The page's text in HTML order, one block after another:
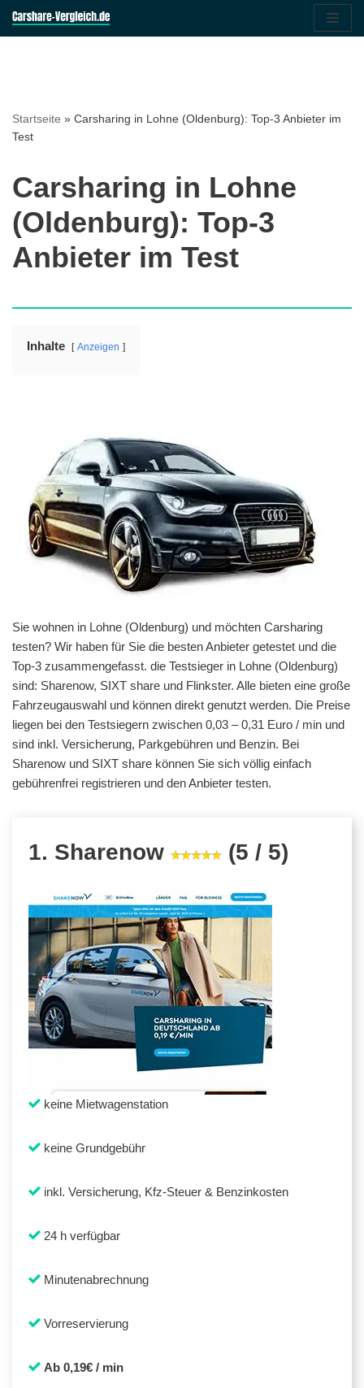
Startseite » Carsharing in Lohne (Oldenburg): Top-3 Anbieter im
Test
Carsharing in Lohne
(Oldenburg): Top-3
Anbieter im Test
Inhalte Anzeigen
Sie wohnen in Lohne (Oldenburg) und möchten Carsharing
testen? Wir haben für Sie die besten Anbieter getestet und die
Top-3 zusammengefasst. die Testsieger in Lohne (Oldenburg)
sind: Sharenow, SIXT share und Flinkster. Alle bieten eine große
Fahrzeugauswahl und können direkt genutzt werden. Die Preise
liegen bei den Testsiegern zwischen 0,03 – 0,31 Euro / min und
sind inkl. Versicherung, Parkgebühren und Benzin. Bei
Sharenow und SIXT share können Sie sich völlig einfach
gebührenfrei registrieren und den Anbieter testen.
1. Sharenow (5 / 5)
keine Mietwagenstation
keine Grundgebühr
inkl. Versicherung, Kfz-Steuer & Benzinkosten
24 h verfügbar
Minutenabrechnung
Vorreservierung
Ab 0,19€ / min